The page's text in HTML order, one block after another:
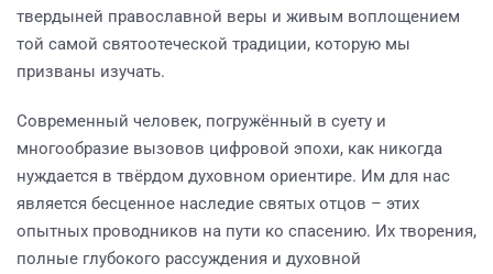
твердыней православной веры и живым воплощением
той самой святоотеческой традиции, которую мы
призваны изучать.
Современный человек, погружённый в суету и
многообразие вызовов цифровой эпохи, как никогда
нуждается в твёрдом духовном ориентире. Им для нас
является бесценное наследие святых отцов – этих
опытных проводников на пути ко спасению. Их творения,
полные глубокого рассуждения и духовной